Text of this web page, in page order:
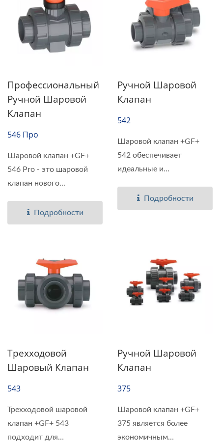
Профессиональный
Ручной Шаровой
Клапан
546 Про
Шаровой клапан +GF+
546 Pro - это шаровой
клапан нового...
Подробности
Ручной Шаровой
Клапан
542
Шаровой клапан +GF+
542 обеспечивает
идеальные и
Подробности
Трехходовой
Шаровый Клапан
543
Трехходовой шаровой
клапан +GF+ 543
подходит для
Ручной Шаровой
Клапан
375
Шаровой клапан +GF+
375 является более
экономичным